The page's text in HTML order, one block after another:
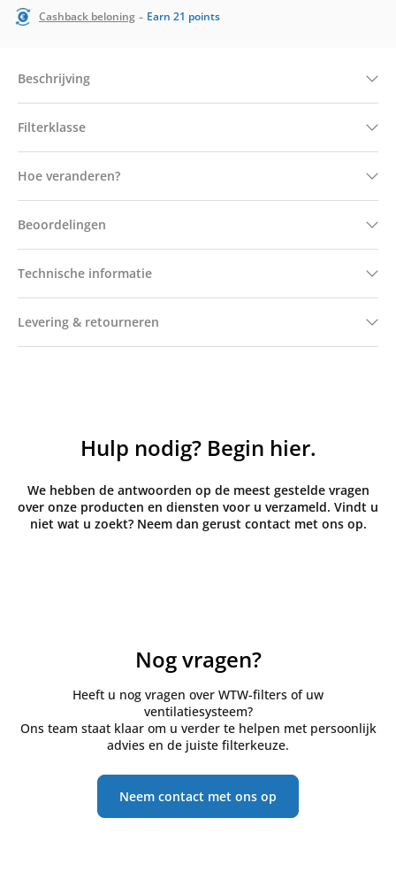
Cashback beloning - Earn 21 points
Beschrijving
Filterklasse
Hoe veranderen?
Beoordelingen
Technische informatie
Levering & retourneren
Hulp nodig? Begin hier.
We hebben de antwoorden op de meest gestelde vragen
over onze producten en diensten voor u verzameld. Vindt u
niet wat u zoekt? Neem dan gerust contact met ons op.
Nog vragen?
Heeft u nog vragen over WTW-filters of uw
ventilatiesysteem?
Ons team staat klaar om u verder te helpen met persoonlijk
advies en de juiste filterkeuze.
Neem contact met ons op